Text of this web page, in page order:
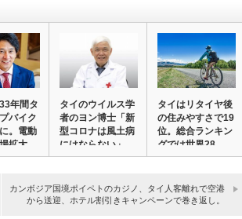
年間タ
バイク
。電動
拡大…
タイのウイルス学
者のヨン博士「新
型コロナは風土病
にはならない」
衛…
タイはリタイヤ後
の住みやすさで19
位。総合ランキン
グでは世界28…
カンボジア国境ポイペトのカジノ、タイ人客離れで空港
から送迎、ホテル割引きキャンペーンで巻き返し。